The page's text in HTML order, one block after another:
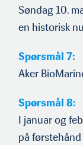
Søndag 10.
en historisk
Spørsmål 7:
Aker
Spørsmål 8:
I januar og
på